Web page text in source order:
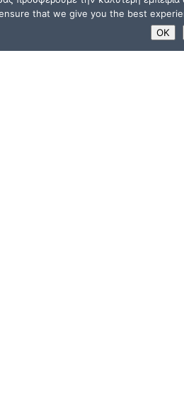
ensure that we give you the best
OK